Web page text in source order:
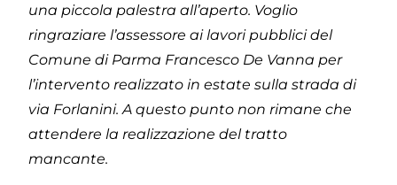
una piccola palestra all’aperto. Voglio
ringraziare l’assessore ai lavori pubblici del
Comune di Parma Francesco De Vanna per
l’intervento realizzato in estate sulla strada di
via Forlanini. A questo punto non rimane che
attendere la realizzazione del tratto
mancante.